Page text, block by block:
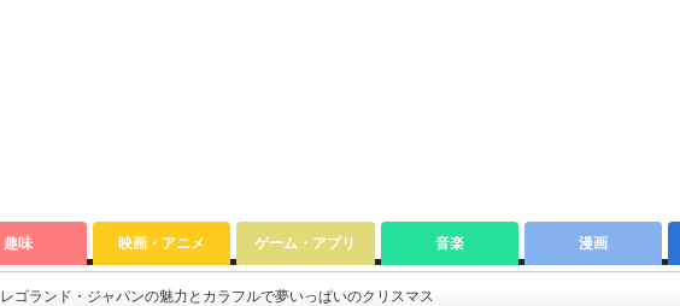
趣味 映画・アニメ ゲーム・アプリ 音楽 漫画
レゴランド・ジャパンの魅力とカラフルで夢いっぱいのクリスマス